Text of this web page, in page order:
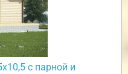
с парной и